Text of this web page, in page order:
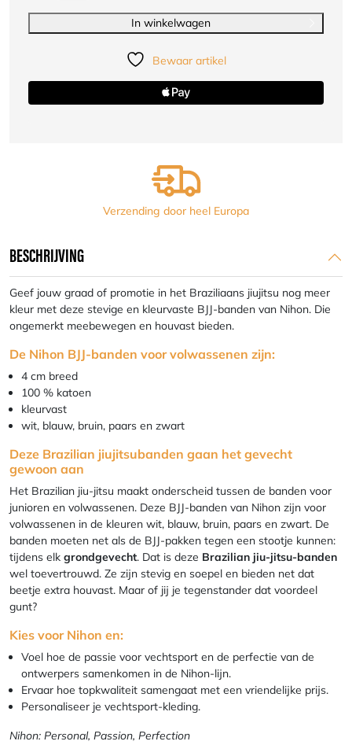
voor
diverse
kleuren
In winkelwagen
Bewaar artikel
Verzending door heel Europa
BESCHRIJVING
Geef jouw graad of promotie in het Braziliaans jiujitsu nog meer
kleur met deze stevige en kleurvaste BJJ-banden van Nihon. Die
ongemerkt meebewegen en houvast bieden.
De Nihon BJJ-banden voor volwassenen zijn:
4 cm breed
100 % katoen
kleurvast
wit, blauw, bruin, paars en zwart
Deze Brazilian jiujitsubanden gaan het gevecht
gewoon aan
Het Brazilian jiu-jitsu maakt onderscheid tussen de banden voor
junioren en volwassenen. Deze BJJ-banden van Nihon zijn voor
volwassenen in de kleuren wit, blauw, bruin, paars en zwart. De
banden moeten net als de BJJ-pakken tegen een stootje kunnen:
tijdens elk grondgevecht. Dat is deze Brazilian jiu-jitsu-banden
wel toevertrouwd. Ze zijn stevig en soepel en bieden net dat
beetje extra houvast. Maar of jij je tegenstander dat voordeel
gunt?
Kies voor Nihon en:
Voel hoe de passie voor vechtsport en de perfectie van de
ontwerpers samenkomen in de Nihon-lijn.
Ervaar hoe topkwaliteit samengaat met een vriendelijke prijs.
Personaliseer je vechtsport-kleding.
Nihon: Personal, Passion, Perfection